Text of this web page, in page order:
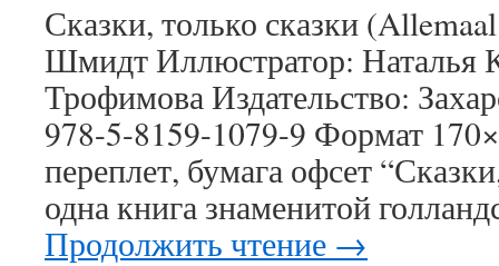
Сказки, только сказки
Шмидт Иллюстратор: Наталья
Трофимова Издательство:
978-5-8159-1079-9 Формат
переплет, бумага офсет
одна книга знаменитой
Продолжить чтение →